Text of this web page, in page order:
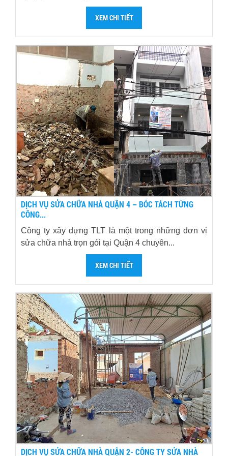
XEM CHI TIẾT
DỊCH VỤ SỬA CHỮA NHÀ QUẬN 4 – BÓC TÁCH TỪNG
CÔNG...
Công ty xây dựng TLT là một trong những đơn vị
sửa chữa nhà trọn gói tại Quận 4 chuyên...
XEM CHI TIẾT
DỊCH VỤ SỬA CHỮA NHÀ QUẬN 2- CÔNG TY SỬA NHÀ